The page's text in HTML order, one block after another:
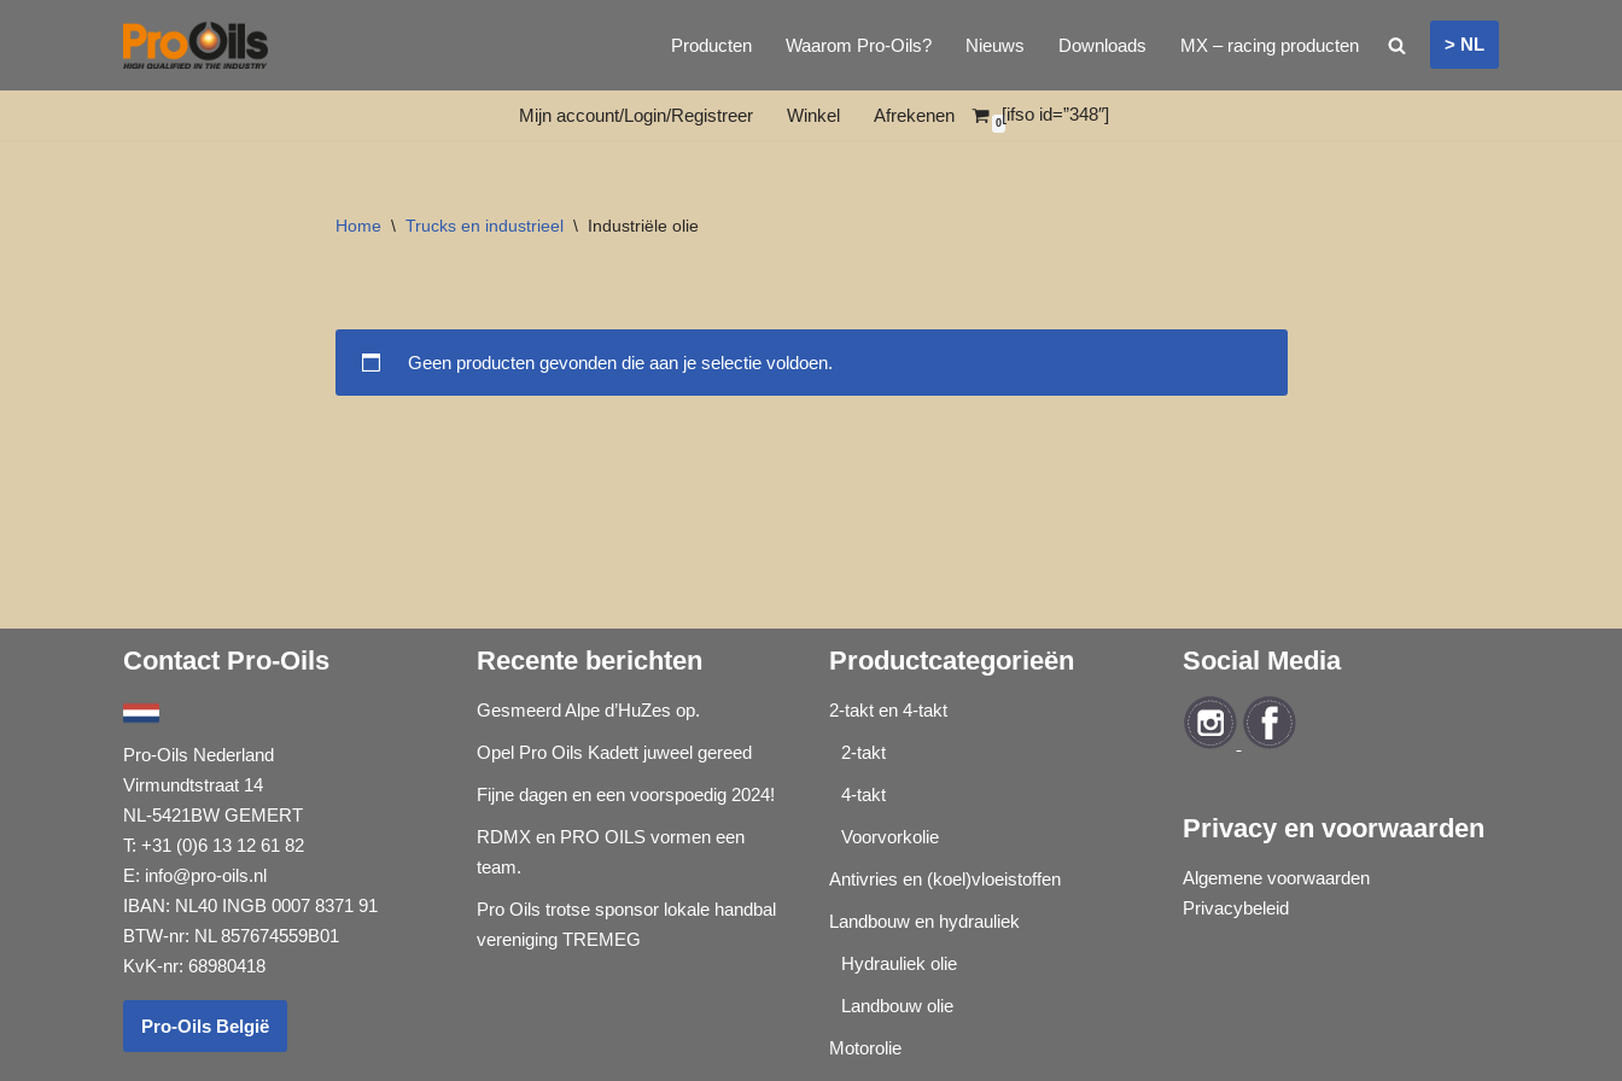
naar
Producten Waarom Pro-Oils? Nieuws Downloads MX – racing producten > NL
Mijn account/Login/Registreer Winkel Afrekenen 0[ifso id=”348″]
Home \ Trucks en industrieel \ Industriële olie
Geen producten gevonden die aan je selectie voldoen.
Contact Pro-Oils
Pro-Oils Nederland
Virmundtstraat 14
NL-5421BW GEMERT
T: +31 (0)6 13 12 61 82
E: info@pro-oils.nl
IBAN: NL40 INGB 0007 8371 91
BTW-nr: NL 857674559B01
KvK-nr: 68980418
Pro-Oils België
Recente berichten
Gesmeerd Alpe d’HuZes op.
Opel Pro Oils Kadett juweel gereed
Fijne dagen en een voorspoedig 2024!
RDMX en PRO OILS vormen een
team.
Pro Oils trotse sponsor lokale handbal
vereniging TREMEG
Productcategorieën
2-takt en 4-takt
2-takt
4-takt
Voorvorkolie
Antivries en (koel)vloeistoffen
Landbouw en hydrauliek
Hydrauliek olie
Landbouw olie
Motorolie
Social Media
Privacy en voorwaarden
Algemene voorwaarden
Privacybeleid